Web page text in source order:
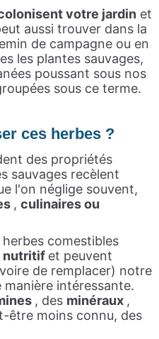
votre jardin et
aussi trouver dans la
de campagne ou en
les plantes sauvages,
poussant sous nos
sous ce terme.
ces herbes ?
des propriétés
sauvages recèlent
l'on néglige souvent,
, culinaires ou
comestibles
nutritif et peuvent
de remplacer) notre
intéressante.
, des minéraux ,
être moins connu, des